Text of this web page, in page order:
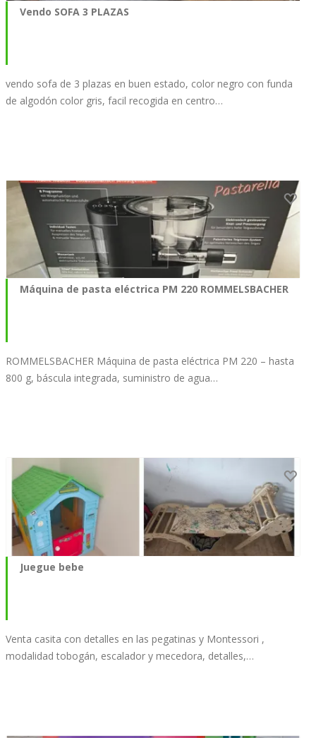
Vendo SOFA 3 PLAZAS
vendo sofa de 3 plazas en buen estado, color negro con funda
de algodón color gris, facil recogida en centro…
Máquina de pasta eléctrica PM 220 ROMMELSBACHER
ROMMELSBACHER Máquina de pasta eléctrica PM 220 – hasta
800 g, báscula integrada, suministro de agua…
Juegue bebe
Venta casita con detalles en las pegatinas y Montessori ,
modalidad tobogán, escalador y mecedora, detalles,…